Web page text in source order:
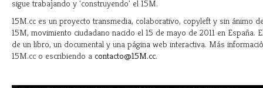
sigue trabajando y 'construyendo' el 15M.
15M.cc es un proyecto transmedia, colaborativo, copyleft y sin ánimo
15M, movimiento ciudadano nacido el 15 de mayo de 2011 en España.
de un libro, un documental y una página web interactiva. Más
15M.cc o escribiendo a contacto@15M.cc.